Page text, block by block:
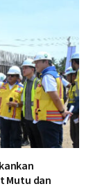
Mutu dan